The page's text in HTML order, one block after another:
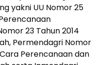
yakni UU Nomor 25
23 Tahun 2014
Permendagri Nomor
Perencanaan dan